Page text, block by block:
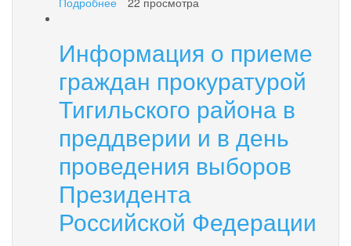
по
выявлению
признаков
дискриминации
инвалидов
решении
вопросов
занятости
Информация о приеме
граждан прокуратурой
Тигильского района в
преддверии и в день
проведения выборов
Президента
Российской Федерации